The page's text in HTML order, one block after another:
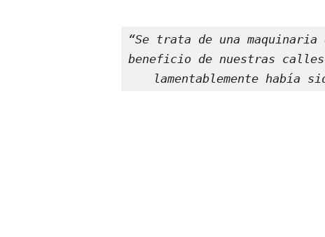
“Se trata de una maquinaria
beneficio de nuestras
lamentablemente había